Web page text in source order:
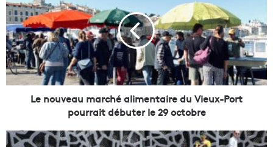
n
o
u
v
e
a
u
c
Le nouveau marché alimentaire du Vieux-Port
pourrait débuter le 29 octobre
L